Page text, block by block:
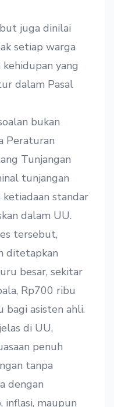
juga dinilai
setiap warga
yang
dalam Pasal
bukan
Peraturan
Tunjangan
tunjangan
standar
dalam UU.
tersebut,
ditetapkan
besar, sekitar
Rp700 ribu
bagi asisten ahli.
di UU,
penuh
tanpa
dengan
inflasi, maupun